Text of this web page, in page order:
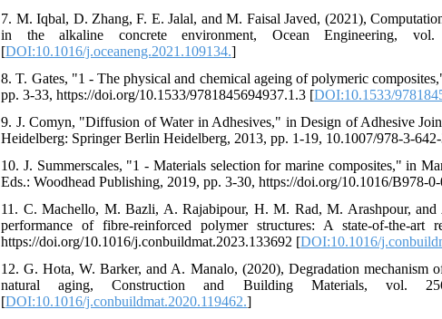
7. M. Iqbal, D. Zhang, F. E. Jalal, and M. Faisal Javed, (2021),
in the alkaline concrete environment, Ocean Engineering, vol.
[DOI:10.1016/j.oceaneng.2021.109134.]
8. T. Gates, "1 - The physical and chemical ageing of polymeric
pp. 3-33, https://doi.org/10.1533/9781845694937.1.3 [DOI:10.1533/
9. J. Comyn, "Diffusion of Water in Adhesives," in Design of Adhesive
Heidelberg: Springer Berlin Heidelberg, 2013, pp. 1-19, 10.1007/978-3-
10. J. Summerscales, "1 - Materials selection for marine composites," in
Eds.: Woodhead Publishing, 2019, pp. 3-30, https://doi.org/10.1016/B978-
11. C. Machello, M. Bazli, A. Rajabipour, H. M. Rad, M. Arashpour,
performance of fibre-reinforced polymer structures: A state-of-the-
https://doi.org/10.1016/j.conbuildmat.2023.133692 [DOI:10.1016/
12. G. Hota, W. Barker, and A. Manalo, (2020), Degradation mechanism
natural aging, Construction and Building Materials, vol. 256,
[DOI:10.1016/j.conbuildmat.2020.119462.]